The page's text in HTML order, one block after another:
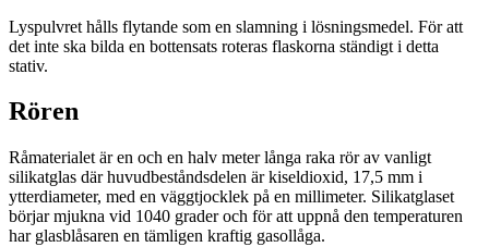
Lyspulvret hålls flytande som en slamning i lösningsmedel. För att
det inte ska bilda en bottensats roteras flaskorna ständigt i detta
stativ.
Rören
Råmaterialet är en och en halv meter långa raka rör av vanligt
silikatglas där huvudbeståndsdelen är kiseldioxid, 17,5 mm i
ytterdiameter, med en väggtjocklek på en millimeter. Silikatglaset
börjar mjukna vid 1040 grader och för att uppnå den temperaturen
har glasblåsaren en tämligen kraftig gasollåga.